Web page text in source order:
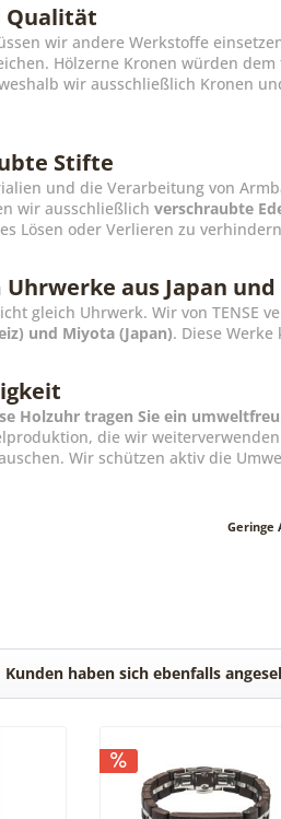
Qualität
wir andere Werkstoffe
Hölzerne Kronen würden
wir ausschließlich Kronen
Stifte
und die Verarbeitung von
wir ausschließlich verschraubte
Lösen oder Verlieren zu
aus Japan und
gleich Uhrwerk. Wir von TENSE
und Miyota (Japan). Diese
Holzuhr tragen Sie ein
die wir
Wir schützen aktiv die
Geringe
Kunden haben sich ebenfalls